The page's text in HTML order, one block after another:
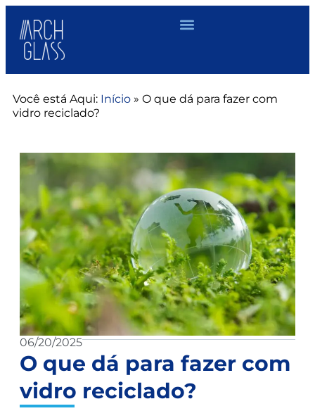
Você está Aqui: Início » O que dá para fazer com
vidro reciclado?
06/20/2025
O que dá para fazer com
vidro reciclado?